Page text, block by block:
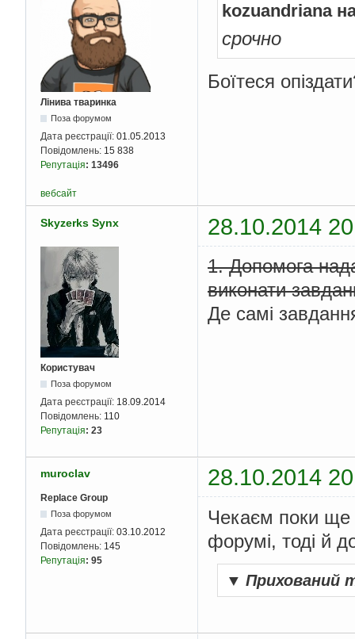
Лінива тваринка
Поза форумом
Дата реєстрації: 01.05.2013
Повідомлень: 15 838
Репутація: 13496
kozuandriana
срочно
Боїтеся
вебсайт
Skyzerks Synx 28.10.2014
Користувач
Поза форумом
Дата реєстрації: 18.09.2014
Повідомлень: 110
Репутація: 23
1. Допомога
виконати
Де самі
muroclav 28.10.2014
Replace Group
Поза форумом
Дата реєстрації: 03.10.2012
Повідомлень: 145
Репутація: 95
Чекаєм поки ще
форумі, тоді й
▼ Прихований